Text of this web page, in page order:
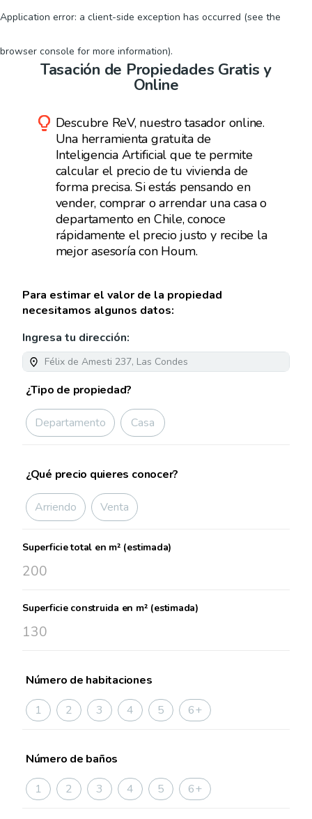
Application error: a client-side exception has occurred (see the
browser console for more information).
Tasación de Propiedades Gratis y
Online
Descubre ReV, nuestro tasador online.
Una herramienta gratuita de
Inteligencia Artificial que te permite
calcular el precio de tu vivienda de
forma precisa. Si estás pensando en
vender, comprar o arrendar una casa o
departamento en Chile, conoce
rápidamente el precio justo y recibe la
mejor asesoría con Houm.
Para estimar el valor de la propiedad
necesitamos algunos datos:
Ingresa tu dirección:
¿Tipo de propiedad?
Departamento Casa
¿Qué precio quieres conocer?
Arriendo Venta
Superficie total en m² (estimada)
Superficie construida en m² (estimada)
Número de habitaciones
1
2 3 4 5 6+
Número de baños
1
2 3 4 5 6+